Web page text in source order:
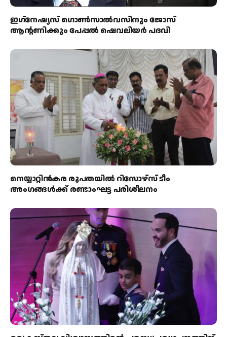
ഇഗ്‌നേഷ്യസ് ഗൊൺസാൽവസിനും ജോസ്
ആന്റണിക്കും പേപ്പൽ ഷെവലിയർ പദവി
നെയ്യാറ്റിൻകര രൂപതയിൽ റിസോഴ്സ് ടീം
അംഗങ്ങൾക്ക് രണ്ടാംഘട്ട പരിശീലനം